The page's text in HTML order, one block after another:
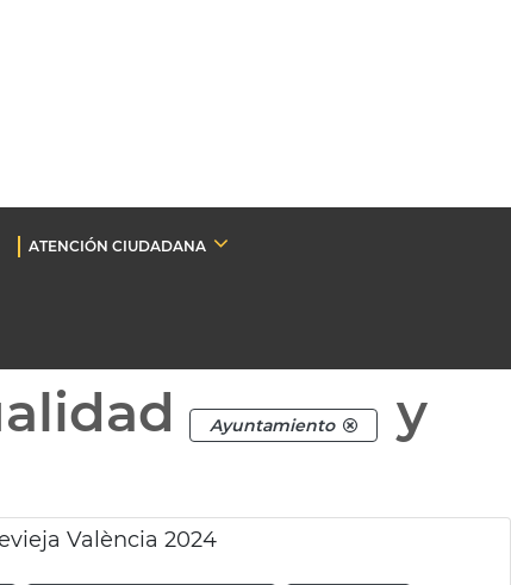
ATENCIÓN CIUDADANA
Ayuntamiento
y
València 2024